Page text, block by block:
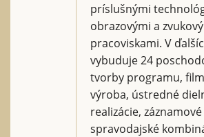
príslušnými
obrazovými a
pracoviskami. V
vybuduje 24
tvorby programu,
výroba, ústredné
realizácie,
spravodajské